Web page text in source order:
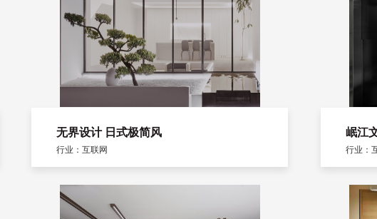
无界设计 日式极简风
行业：互联网
岷江
行业：